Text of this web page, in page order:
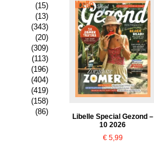
(15)
(13)
(343)
(20)
(309)
(113)
(196)
(404)
(419)
(158)
(86)
Libelle Special Gezond –
10 2026
€5,99